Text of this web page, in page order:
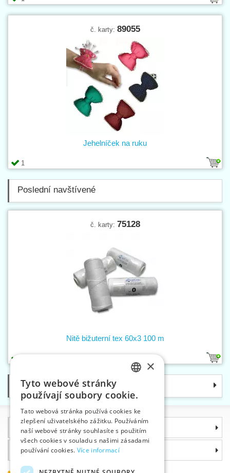
č. karty: 89055
1
Jehelníček na ruku
Poslední navštívené
č. karty: 75128
Nitě bižuterní tex 60x3 100 m
Kategorie
Informace
Proč si zvolit právě nás
ENGLISH
GERMAN
×
Tyto webové stránky
používají soubory cookie.
Tato webová stránka používá cookies ke
zlepšení uživatelského zážitku. Používáním
naší webové stránky souhlasíte s použitím
všech cookies v souladu s našimi zásadami
používání cookies. Více informací